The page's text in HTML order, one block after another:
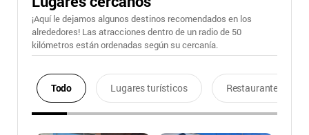
¡Aquí le dejamos algunos destinos recomendados en los
alrededores! Las atracciones dentro de un radio de 50
kilómetros están ordenadas según su cercanía.
Todo Lugares turísticos Restaurantes